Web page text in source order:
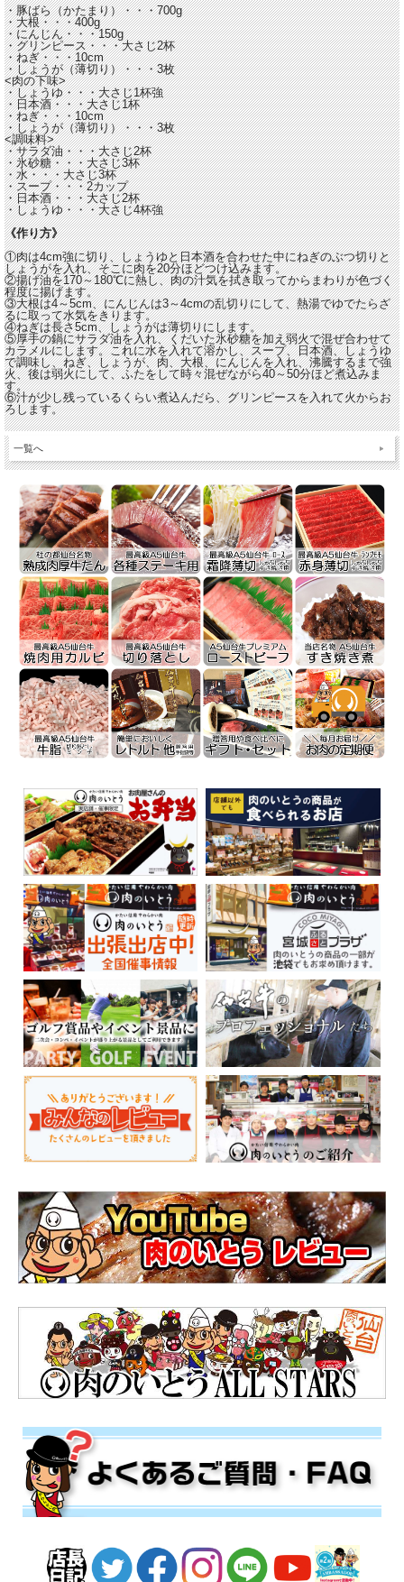
・豚ばら（かたまり）・・・700g
・大根・・・400g
・にんじん・・・150g
・グリンピース・・・大さじ2杯
・ねぎ・・・10cm
・しょうが（薄切り）・・・3枚
<肉の下味>
・しょうゆ・・・大さじ1杯強
・日本酒・・・大さじ1杯
・ねぎ・・・10cm
・しょうが（薄切り）・・・3枚
<調味料>
・サラダ油・・・大さじ2杯
・氷砂糖・・・大さじ3杯
・水・・・大さじ3杯
・スープ・・・2カップ
・日本酒・・・大さじ2杯
・しょうゆ・・・大さじ4杯強
《作り方》
①肉は4cm強に切り、しょうゆと日本酒を合わせた中にねぎのぶつ切りと
しょうがを入れ、そこに肉を20分ほどつけ込みます。
②揚げ油を170～180℃に熱し、肉の汁気を拭き取ってからまわりが色づく
程度に揚げます。
③大根は4～5cm、にんじんは3～4cmの乱切りにして、熱湯でゆでたらざ
るに取って水気をきります。
④ねぎは長さ5cm、しょうがは薄切りにします。
⑤厚手の鍋にサラダ油を入れ、くだいた氷砂糖を加え弱火で混ぜ合わせて
カラメルにします。これに水を入れて溶かし、スープ、日本酒、しょうゆ
で調味し、ねぎ、しょうが、肉、大根、にんじんを入れ、沸騰するまで強
火、後は弱火にして、ふたをして時々混ぜながら40～50分ほど煮込みま
す。
⑥汁が少し残っているくらい煮込んだら、グリンピースを入れて火からお
ろします。
一覧へ